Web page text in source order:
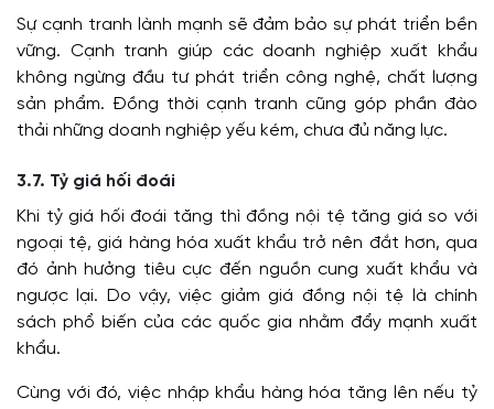
Sự cạnh tranh lành mạnh sẽ đảm bảo sự phát triển bền
vững. Cạnh tranh giúp các doanh nghiệp xuất khẩu
không ngừng đầu tư phát triển công nghệ, chất lượng
sản phẩm. Đồng thời cạnh tranh cũng góp phần đào
thải những doanh nghiệp yếu kém, chưa đủ năng lực.
3.7. Tỷ giá hối đoái
Khi tỷ giá hối đoái tăng thì đồng nội tệ tăng giá so với
ngoại tệ, giá hàng hóa xuất khẩu trở nên đắt hơn, qua
đó ảnh hưởng tiêu cực đến nguồn cung xuất khẩu và
ngược lại. Do vậy, việc giảm giá đồng nội tệ là chính
sách phổ biến của các quốc gia nhằm đẩy mạnh xuất
khẩu.
Cùng với đó, việc nhập khẩu hàng hóa tăng lên nếu tỷ